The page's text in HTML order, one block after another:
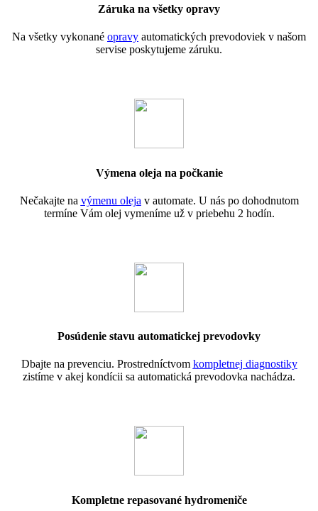
Záruka na všetky opravy
Na všetky vykonané opravy automatických prevodoviek v našom
servise poskytujeme záruku.
Výmena oleja na počkanie
Nečakajte na výmenu oleja v automate. U nás po dohodnutom
termíne Vám olej vymeníme už v priebehu 2 hodín.
Posúdenie stavu automatickej prevodovky
Dbajte na prevenciu. Prostredníctvom kompletnej diagnostiky
zistíme v akej kondícii sa automatická prevodovka nachádza.
Kompletne repasované hydromeniče